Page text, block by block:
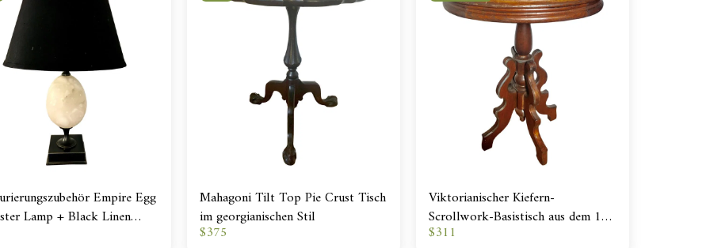
Empire Egg
Lamp + Black Linen
Mahagoni Tilt Top Pie Crust Tisch
im georgianischen Stil
$375
Viktorianischer Kiefern-
Scrollwork-Basistisch aus dem 19.
Jahrhundert
$311